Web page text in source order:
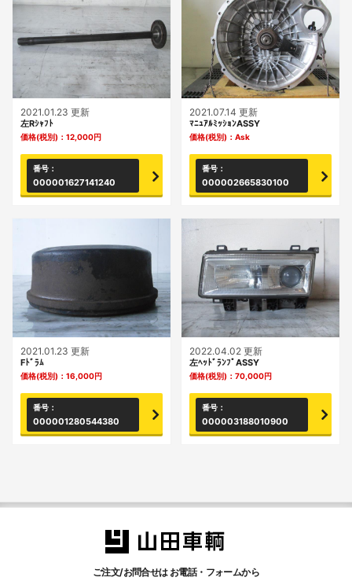
2021.01.23 更新
左Rｼｬﾌﾄ
価格(税別)： 12,000円
番号：
000001627141240
2021.07.14 更新
ﾏﾆｭｱﾙﾐｯｼｮﾝASSY
価格(税別)：Ask
番号：
000002665830100
2021.01.23 更新
Fﾄﾞﾗﾑ
価格(税別)： 16,000円
番号：
000001280544380
2022.04.02 更新
左ﾍｯﾄﾞﾗﾝﾌﾟASSY
価格(税別)：70,000円
番号：
000003188010900
ご注文/お問合せはお電話・フォームから